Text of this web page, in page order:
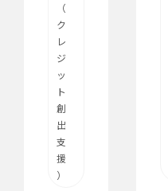
（
ク
レ
ジ
ッ
ト
創
出
支
援
）